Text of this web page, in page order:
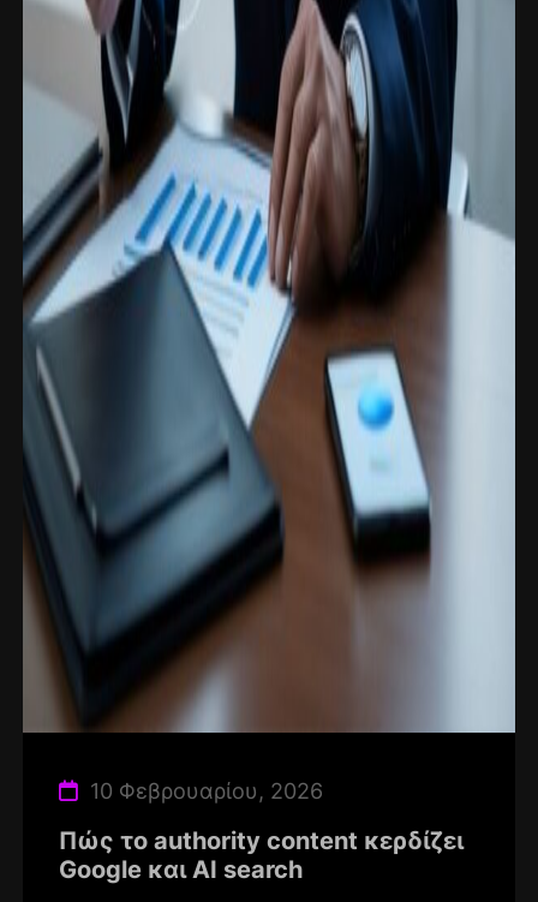
10 Φεβρουαρίου, 2026
Πώς το authority content κερδίζει
Google και AI search